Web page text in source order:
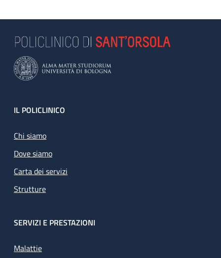
Footer
IL POLICLINICO
Chi siamo
Dove siamo
Carta dei servizi
Strutture
SERVIZI E PRESTAZIONI
Malattie